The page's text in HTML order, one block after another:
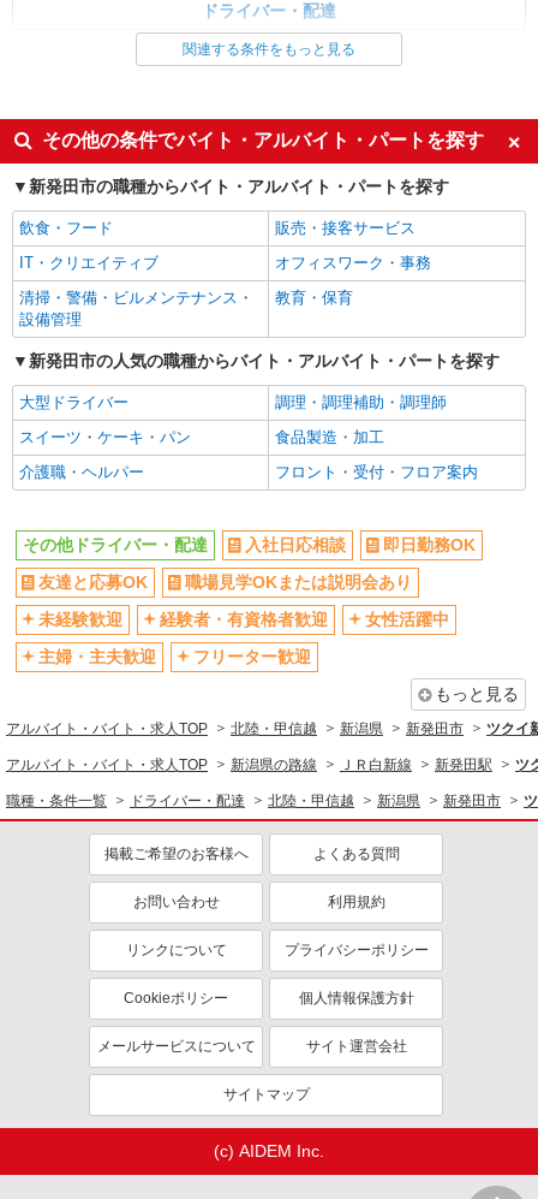
ドライバー・配達
同じ特徴から求人を探す
副業・WワークOK
交通費支給
社会保険あり
産休・育休取得実績あり
社員登用あり
関連する条件をもっと見る
その他の条件でバイト・アルバイト・パートを探す
新発田市の職種からバイト・アルバイト・パートを探す
飲食・フード
販売・接客サービス
IT・クリエイティブ
オフィスワーク・事務
清掃・警備・ビルメンテナンス・
設備管理
教育・保育
新発田市の人気の職種からバイト・アルバイト・パートを探す
大型ドライバー
調理・調理補助・調理師
スイーツ・ケーキ・パン
食品製造・加工
介護職・ヘルパー
フロント・受付・フロア案内
その他ドライバー・配達 入社日応相談
即日勤務OK
友達と応募OK
職場見学OKまたは説明会あり
未経験歓迎
経験者・有資格者歓迎
女性活躍中
主婦・主夫歓迎
フリーター歓迎
もっと見る
アルバイト・バイト・求人TOP 北陸・甲信越 新潟県 新発田市 ツクイ
アルバイト・バイト・求人TOP 新潟県の路線 ＪＲ白新線 新発田駅 ツ
職種・条件一覧 ドライバー・配達 北陸・甲信越 新潟県 新発田市
掲載ご希望のお客様へ よくある質問
お問い合わせ 利用規約
リンクについて プライバシーポリシー
Cookieポリシー 個人情報保護方針
メールサービスについて サイト運営会社
サイトマップ
(c) AIDEM Inc.